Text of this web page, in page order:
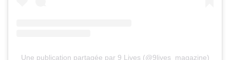
Une publication partagée par 9 Lives (@9lives_magazine)